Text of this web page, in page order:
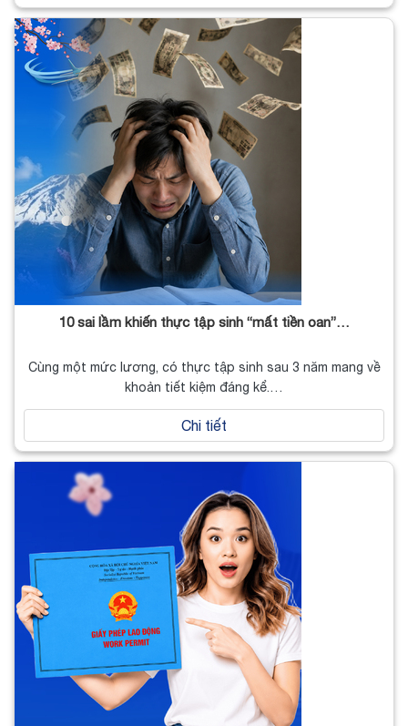
10 sai lầm khiến thực tập sinh “mất tiền oan”…
Cùng một mức lương, có thực tập sinh sau 3 năm mang về
khoản tiết kiệm đáng kể.…
Chi tiết